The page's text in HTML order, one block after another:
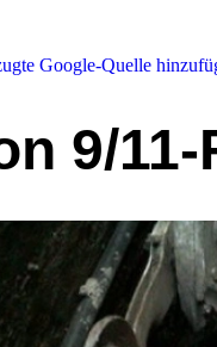
Google-Quelle
9/